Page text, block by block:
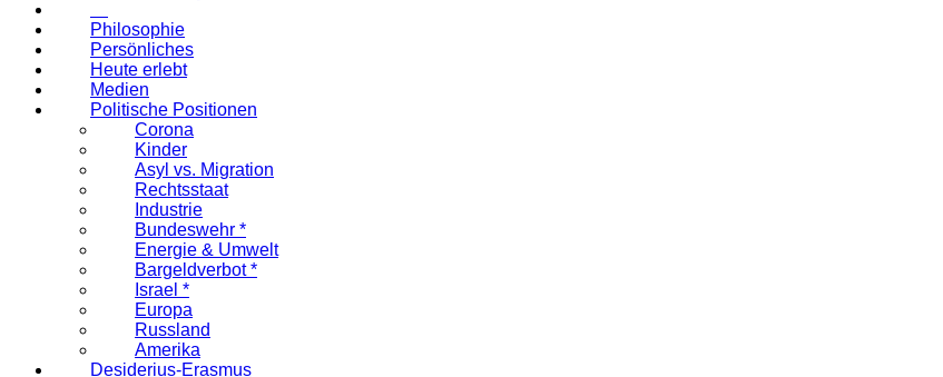
Philosophie
Persönliches
Heute erlebt
Medien
Politische Positionen
Corona
Kinder
Asyl vs. Migration
Rechtsstaat
Industrie
Bundeswehr *
Energie & Umwelt
Bargeldverbot *
Israel *
Europa
Russland
Amerika
Desiderius-Erasmus